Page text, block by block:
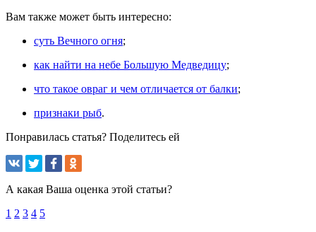
Вам также может быть интересно:
суть Вечного огня;
как найти на небе Большую Медведицу;
что такое овраг и чем отличается от балки;
признаки рыб.
Понравилась статья? Поделитесь ей
А какая Ваша оценка этой статьи?
1 2 3 4 5